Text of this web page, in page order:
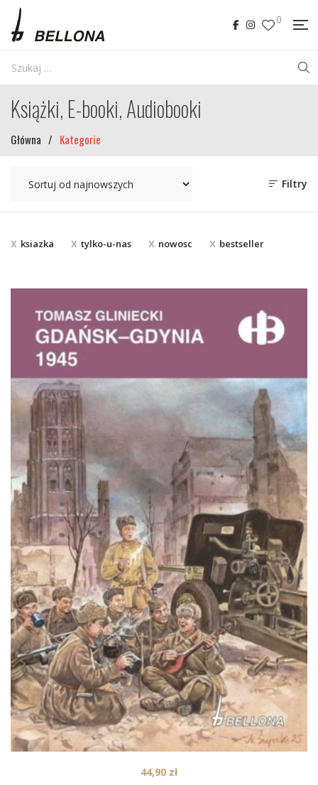
0
Książki, E-booki, Audiobooki
Główna / Kategorie
Filtry
ksiazka tylko-u-nas nowosc bestseller
44,90 zł